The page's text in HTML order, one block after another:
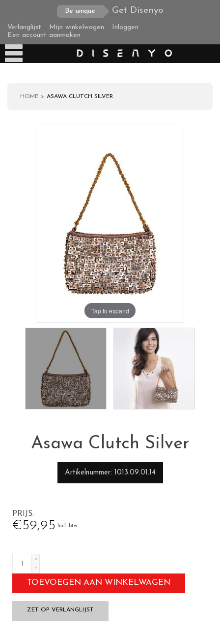
Be unique Get Disenyo
Verlanglijst Mijn winkelwagen
Inloggen
Een account aanmaken
HOME ASAWA CLUTCH SILVER
Tap to expand
Asawa Clutch Silver
Artikelnummer 1013.09.01.14
PRIJS
€59,95 Incl. btw
+
-
TOEVOEGEN AAN WINKELWAGEN
ZET OP VERLANGLIJST